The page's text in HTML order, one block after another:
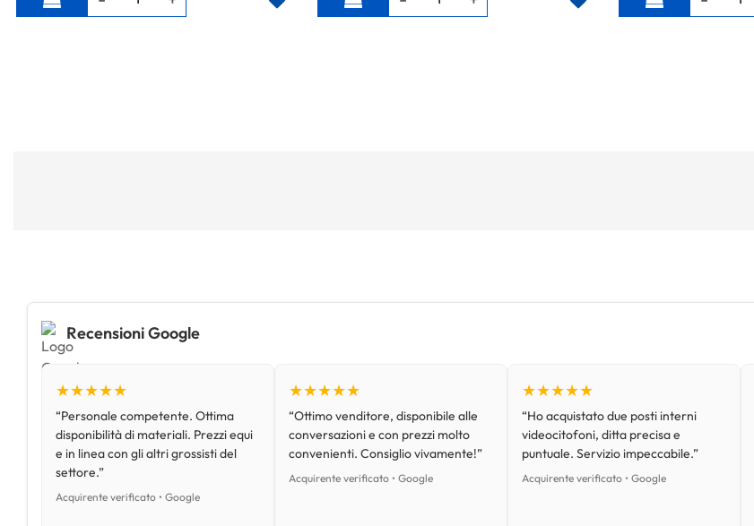
Recensioni Google
★★★★★
“Personale competente. Ottima
disponibilità di materiali. Prezzi equi
e in linea con gli altri grossisti del
settore.”
Acquirente verificato • Google
★★★★★
“Ottimo venditore, disponibile alle
conversazioni e con prezzi molto
convenienti. Consiglio vivamente!”
Acquirente verificato • Google
★★★★★
“Ho acquistato due posti interni
videocitofoni, ditta precisa e
puntuale. Servizio impeccabile.”
Acquirente verificato • Google